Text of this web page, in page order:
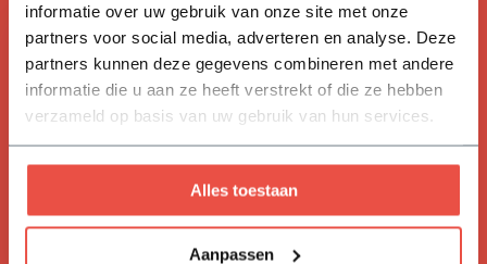
informatie over uw gebruik van onze site met onze
partners voor social media, adverteren en analyse. Deze
partners kunnen deze gegevens combineren met andere
informatie die u aan ze heeft verstrekt of die ze hebben
verzameld op basis van uw gebruik van hun services.
Alles toestaan
Aanpassen
Aanplantpakket per boom: 2
boombevestigingsband | 2